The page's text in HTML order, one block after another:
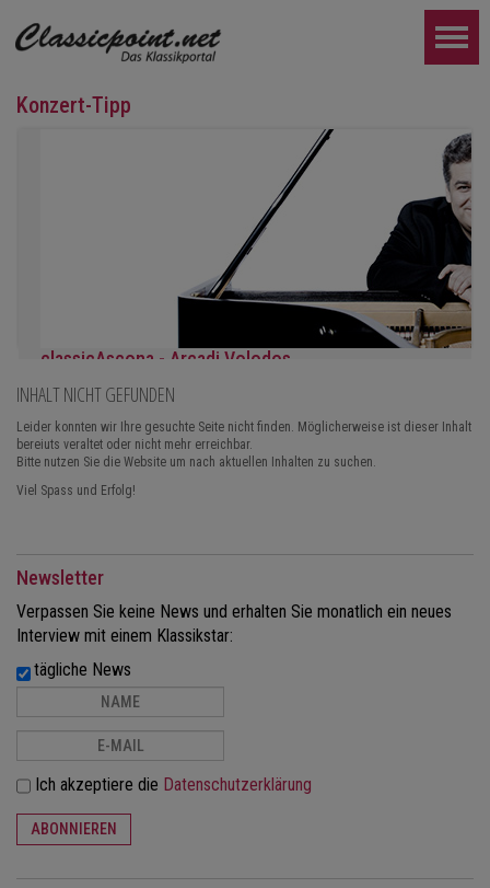
Konzert-Tipp
classicAscona - Arcadi Volodos
Klavierrezital
Samstag, 19.09, 19:30 in Ascona
WEITER...
INHALT NICHT GEFUNDEN
Leider konnten wir Ihre gesuchte Seite nicht finden. Möglicherweise ist dieser Inhalt
bereiuts veraltet oder nicht mehr erreichbar.
Bitte nutzen Sie die Website um nach aktuellen Inhalten zu suchen.
Viel Spass und Erfolg!
Newsletter
Verpassen Sie keine News und erhalten Sie monatlich ein neues
Interview mit einem Klassikstar:
tägliche News
Ich akzeptiere die Datenschutzerklärung
ABONNIEREN